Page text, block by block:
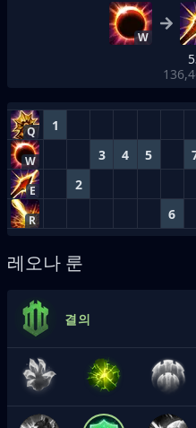
W
Q 1
W 3 4 5
E 2
R 6
레오나 룬
결의